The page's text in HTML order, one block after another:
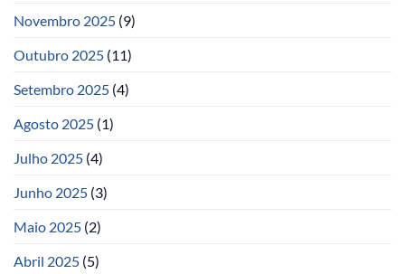
Novembro 2025 (9)
Outubro 2025 (11)
Setembro 2025 (4)
Agosto 2025 (1)
Julho 2025 (4)
Junho 2025 (3)
Maio 2025 (2)
Abril 2025 (5)